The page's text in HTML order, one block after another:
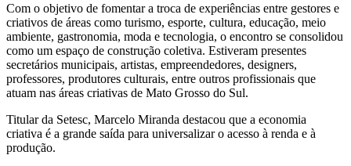
Com o objetivo de fomentar a troca de experiências entre gestores e
criativos de áreas como turismo, esporte, cultura, educação, meio
ambiente, gastronomia, moda e tecnologia, o encontro se consolidou
como um espaço de construção coletiva. Estiveram presentes
secretários municipais, artistas, empreendedores, designers,
professores, produtores culturais, entre outros profissionais que
atuam nas áreas criativas de Mato Grosso do Sul.
Titular da Setesc, Marcelo Miranda destacou que a economia
criativa é a grande saída para universalizar o acesso à renda e à
produção.